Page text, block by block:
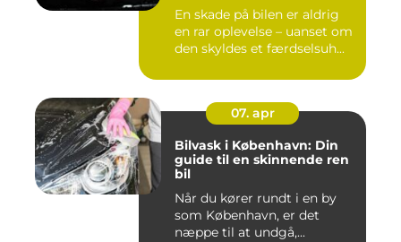
En skade på bilen er aldrig
en rar oplevelse – uanset om
den skyldes et færdselsuh...
07. apr
Bilvask i København: Din
guide til en skinnende ren
bil
Når du kører rundt i en by
som København, er det
næppe til at undgå,...